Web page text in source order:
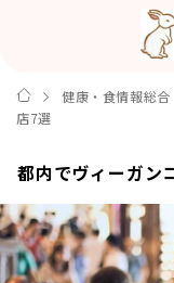
健康・食情報総合
店7選
都内でヴィーガン